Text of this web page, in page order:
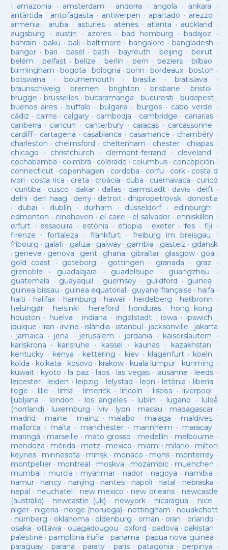
· amazonia · amsterdam · andorra · angola · ankara ·
antàrtida · antofagasta · antwerpen · apartadó · arezzo ·
armenia · aruba · asturies· atenes· atlanta · auckland ·
augsburg · austin · azores·bad homburg ·badajoz ·
bahrain ·baku · bali ·baltimore ·bangalore · bangladesh ·
bangor· bari ·basel ·bath · bayreuth ·beijing ·beirut ·
belém · belfast· belize · berlin ·bern ·beziers ·bilbao ·
birmingham · bogota · bologna ·bonn ·bordeaux ·boston ·
botswana · bournemouth ·brasilia ·bratislava ·
braunschweig · bremen ·brighton · brisbane · bristol ·
brugge · brusselles· bucaramanga · bucuresti · budapest·
buenos aires· buffalo · bulgaria · burgos· cabo verde ·
cádiz · cairns· calgary · cambodja · cambridge · canarias·
canberra · cancun · canterbury · caracas · carcassonne ·
cardiff· cartagena · casablanca · casamance · chambéry·
charleston · chelmsford · cheltenham · chester· chiapas ·
chicago · christchurch · clermont-ferrand · cleveland ·
cochabamba · coimbra · colorado · columbus· concepción ·
connecticut· copenhagen · cordoba · corfu · cork · costa d
ivori · costa rica · creta · croàcia · cuba · cuernavaca · curicó
· curitiba · cusco · dakar · dallas · darmstadt· davis · delft ·
delhi · den haag · derry· detroit· dnipropetrovsk· donostia
· dubai · dublín · durham · düsseldorf· edinburgh ·
edmonton · eindhoven · el caire · el salvador · enniskillen ·
erfurt· essaouira · estònia · etiopia · exeter· fes· fiji ·
firenze ·fortaleza · frankfurt· freiburg im breisgau ·
fribourg · galati · galiza · galway· gambia · gasteiz · gdansk
· geneve · genova · gent· ghana · gibraltar· glasgow· goa ·
gold coast · goteborg · gottingen · granada · graz ·
grenoble · guadalajara · guadeloupe · guangzhou ·
guatemala · guayaquil · guernsey· guildford · guinea ·
guinea bissau · guinea equatorial · guyane française · haifa ·
haiti · halifax · hamburg · hawaii · heidelberg · heilbronn ·
helsingør· helsinki · hereford · honduras· hong kong ·
houston · huelva · indiana · ingolstadt· iowa · ipswich ·
iquique · iran · irvine · islàndia · istanbul · jacksonville · jakarta
· jamaica · jena · jerusalem · jordania · kaiserslautern ·
karlskrona · karlsruhe · kassel · kaunas· kazakhstan ·
kentucky· kenya · kettering · kiev· klagenfurt · koeln ·
kolda · kolkata · kosovo · krakow· kuala lumpur · kunming ·
kuwait· kyoto · la paz · laos· las vegas· lausanne · leeds ·
leicester· leiden · leipzig · lelystad · leon · letònia · liberia ·
liege · lille · lima · limerick· lincoln · lisboa · liverpool ·
ljubljana · london · los angeles· lublin · lugano · luleå
(norrland) · luxemburg · lviv · lyon · macau · madagascar·
madrid · maine · mainz · malabo · malaga · maldives·
mallorca · malta · manchester· mannheim · maracay·
maringá · marseille · mato grosso · medellín · melbourne ·
mendoza · mérida · metz · mexico · miami · milano · milton
keynes· minnesota · minsk · monaco · mons · monterrey ·
montpellier· montreal · moskva · mozambic· muenchen ·
mumbai · murcia · myanmar· nador · nagoya · namibia ·
namur· nancy · nanjing · nantes · napoli · natal · nebraska ·
nepal · neuchatel · new mexico · new orleans· newcastle
(austràlia) · newcastle (uk) · newyork· nicaragua · nice ·
niger· nigeria · norge (noruega) · nottingham · nouakchott
· nürnberg · oklahoma · oldenburg · oman · oran · orlando ·
osaka · ottawa · ouagadougou · oxford ·padova ·pakistan ·
palestine · pamplona iruña · panama · papua nova guinea ·
paraguay· parana ·paraty · paris·patagonia · perpinya ·